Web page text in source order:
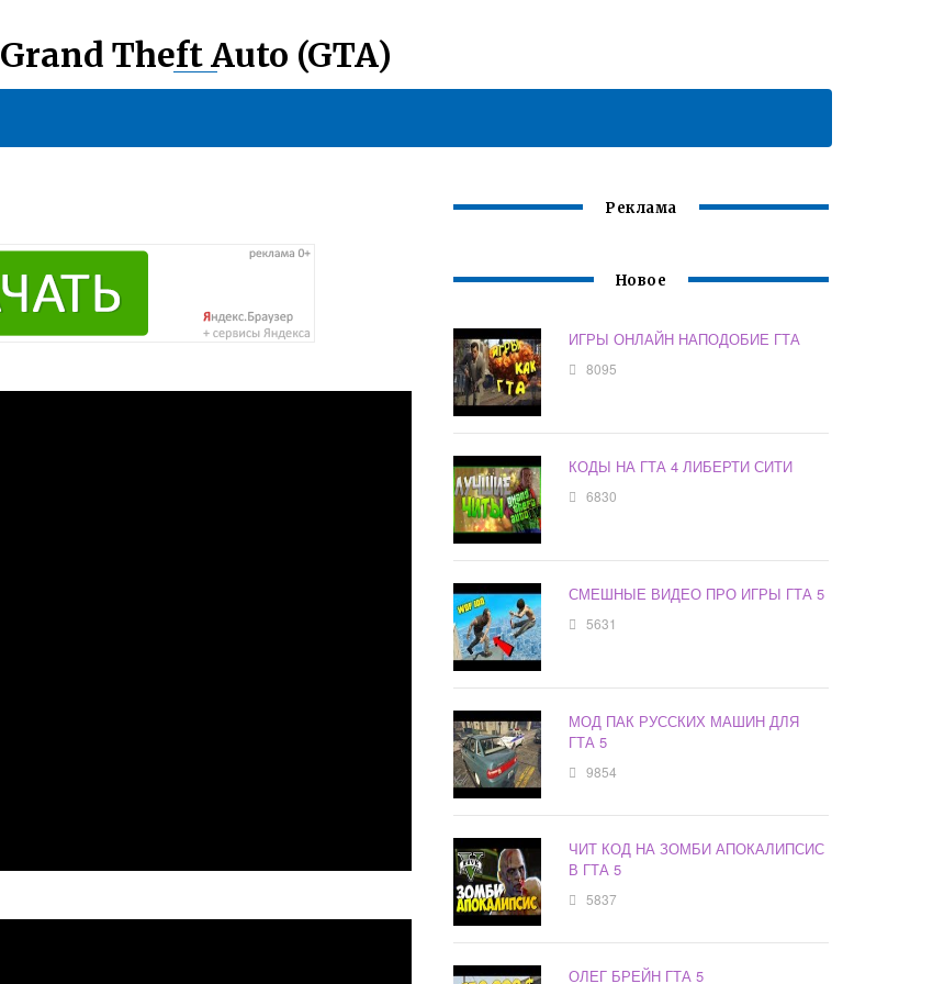
Grand Theft Auto (GTA)
Реклама
Новое
ИГРЫ ОНЛАЙН НАПОДОБИЕ ГТА
8095
КОДЫ НА ГТА 4 ЛИБЕРТИ СИТИ
6830
СМЕШНЫЕ ВИДЕО ПРО ИГРЫ ГТА 5
5631
МОД ПАК РУССКИХ МАШИН ДЛЯ
ГТА 5
9854
ЧИТ КОД НА ЗОМБИ АПОКАЛИПСИС
В ГТА 5
5837
ОЛЕГ БРЕЙН ГТА 5